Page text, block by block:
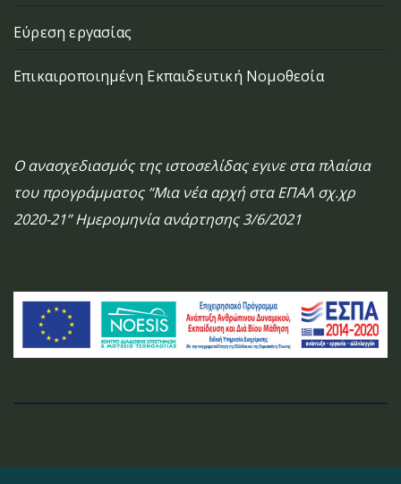
Εύρεση εργασίας
Επικαιροποιημένη Εκπαιδευτική Νομοθεσία
Ο ανασχεδιασμός της ιστοσελίδας εγινε στα πλαίσια
του προγράμματος “Μια νέα αρχή στα ΕΠΑΛ σχ.χρ
2020-21” Ημερομηνία ανάρτησης 3/6/2021